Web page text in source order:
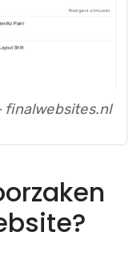
finalwebsites.nl